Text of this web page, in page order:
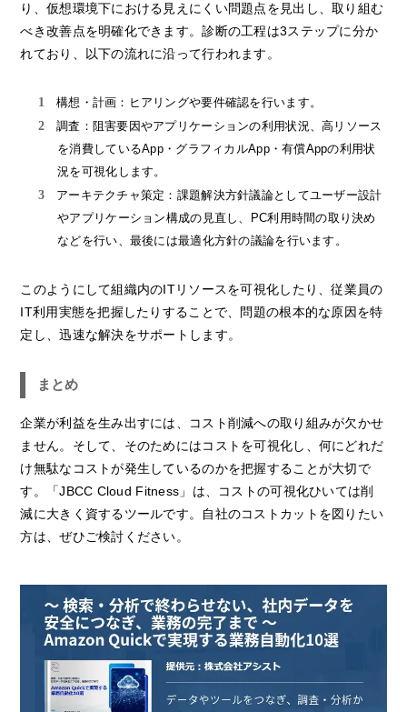
り、仮想環境下における見えにくい問題点を見出し、取り組む
べき改善点を明確化できます。診断の工程は3ステップに分か
れており、以下の流れに沿って行われます。
構想・計画：ヒアリングや要件確認を行います。
調査：阻害要因やアプリケーションの利用状況、高リソース
を消費しているApp・グラフィカルApp・有償Appの利用状
況を可視化します。
アーキテクチャ策定：課題解決方針議論としてユーザー設計
やアプリケーション構成の見直し、PC利用時間の取り決め
などを行い、最後には最適化方針の議論を行います。
このようにして組織内のITリソースを可視化したり、従業員の
IT利用実態を把握したりすることで、問題の根本的な原因を特
定し、迅速な解決をサポートします。
まとめ
企業が利益を生み出すには、コスト削減への取り組みが欠かせ
ません。そして、そのためにはコストを可視化し、何にどれだ
け無駄なコストが発生しているのかを把握することが大切で
す。「JBCC Cloud Fitness」は、コストの可視化ひいては削
減に大きく資するツールです。自社のコストカットを図りたい
方は、ぜひご検討ください。